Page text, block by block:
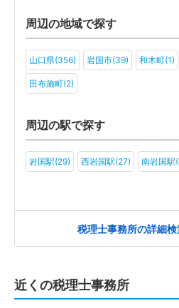
周辺の地域で探す
山口県(356) 岩国市(39) 和木町(1)
田布施町(2)
周辺の駅で探す
岩国駅(29) 西岩国駅(27) 南岩国駅
税理士事務所の詳細
近くの税理士事務所